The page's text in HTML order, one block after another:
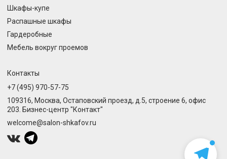
Шкафы-купе
Распашные шкафы
Гардеробные
Мебель вокруг проемов
Контакты
+7 (495) 970-57-75
109316, Москва, Остаповский проезд, д.5, строение 6, офис
203. Бизнес-центр "Контакт"
welcome@salon-shkafov.ru